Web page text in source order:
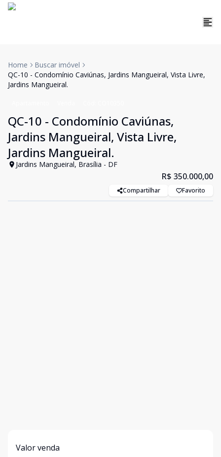
Home
Buscar imóvel
QC-10 - Condomínio Caviúnas, Jardins Mangueiral, Vista Livre,
Jardins Mangueiral.
QC-10 - Condomínio Caviúnas,
Jardins Mangueiral, Vista Livre,
Jardins Mangueiral.
Jardins Mangueiral, Brasília - DF
R$ 350.000,00
Compartilhar Favorito
Valor venda